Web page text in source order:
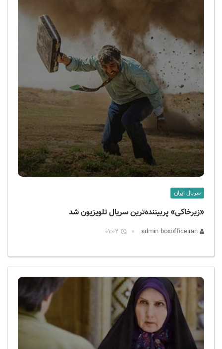
سریال ایران
«زیرخاکی» پربیننده‌ترین سریال تلویزیون شد
01:02